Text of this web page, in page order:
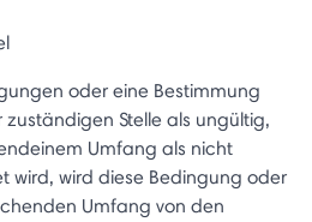
oder eine Bestimmung
Stelle als ungültig,
Umfang als nicht
wird, wird diese Bedingung oder
Umfang von den